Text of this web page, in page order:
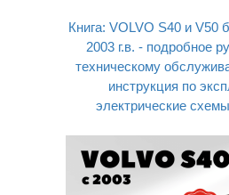
Книга: VOLVO S40 и V50
2003 г.в. - подробное
техническому
инструкция по
электрические